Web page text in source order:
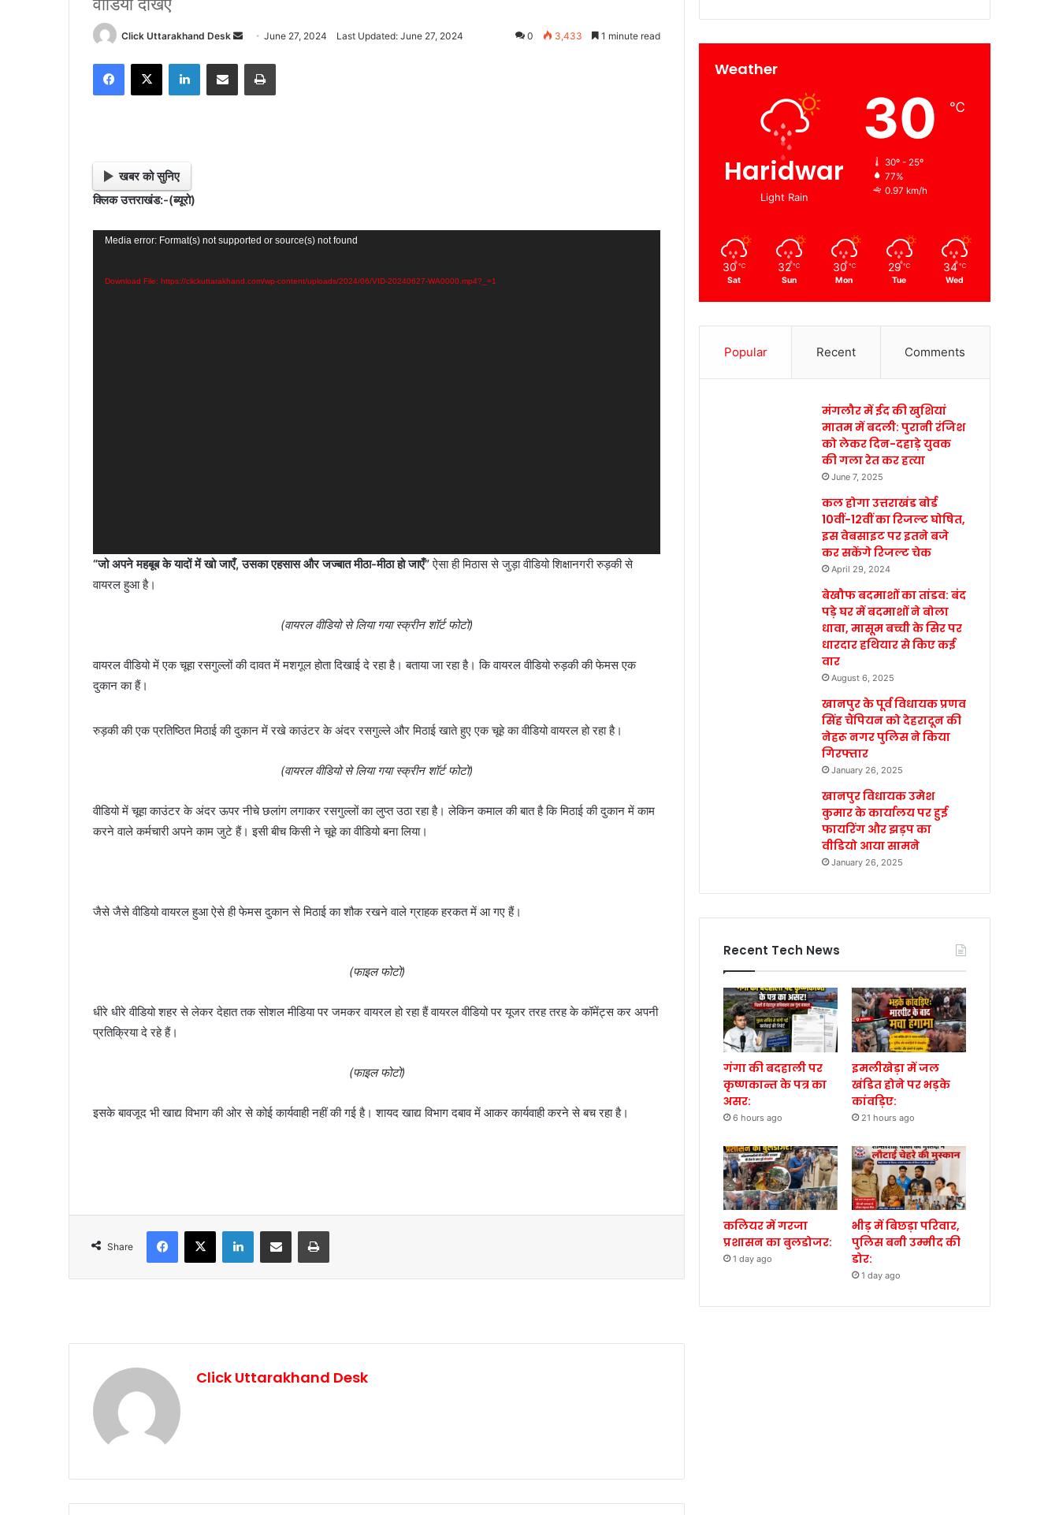
Click Uttarakhand Desk
d
June 27, 2024 Last Updated: June 27, 2024 0 3,433 1 minute read
खबर को सुनिए
क्लिक उत्तराखंड:-(ब्यूरो)
Video
Media error: Format(s) not supported or source(s) not found
Download File: https://clickuttarakhand.com/wp-content/uploads/2024/06/VID-20240627-WA0000.mp4?_=1
“जो अपने महबूब के यादों में खो जाएँ, उसका एहसास और जज्बात मीठा-मीठा हो जाएँ”ऐसा ही मिठास से जुड़ा वीडियो शिक्षानगरी रुड़की से
वायरल हुआ है।
(वायरल वीडियो से लिया गया स्क्रीन शॉर्ट फोटो)
वायरल वीडियो में एक चूहा रसगुल्लों की दावत में मशगूल होता दिखाई दे रहा है। बताया जा रहा है। कि वायरल वीडियो रुड़की की फेमस एक
दुकान का हैं।
रुड़की की एक प्रतिष्ठित मिठाई की दुकान में रखे काउंटर के अंदर रसगुल्ले और मिठाई खाते हुए एक चूहे का वीडियो वायरल हो रहा है।
(वायरल वीडियो से लिया गया स्क्रीन शॉर्ट फोटो)
वीडियो में चूहा काउंटर के अंदर ऊपर नीचे छलांग लगाकर रसगुल्लों का लुप्त उठा रहा है। लेकिन कमाल की बात है कि मिठाई की दुकान में काम
करने वाले कर्मचारी अपने काम जुटे हैं। इसी बीच किसी ने चूहे का वीडियो बना लिया।
जैसे जैसे वीडियो वायरल हुआ ऐसे ही फेमस दुकान से मिठाई का शौक रखने वाले ग्राहक हरकत में आ गए हैं।
(फाइल फोटो)
धीरे धीरे वीडियो शहर से लेकर देहात तक सोशल मीडिया पर जमकर वायरल हो रहा हैं वायरल वीडियो पर यूजर तरह तरह के कॉमेंट्स कर अपनी
प्रतिक्रिया दे रहे हैं।
(फाइल फोटो)
इसके बावजूद भी खाद्य विभाग की ओर से कोई कार्यवाही नहीं की गई है। शायद खाद्य विभाग दबाव में आकर कार्यवाही करने से बच रहा है।
Share
Click Uttarakhand Desk
Weather
Haridwar
Light Rain
30 ℃
30º - 25º
77%
0.97 km/h
30 ℃
Sat
32 ℃
Sun
30 ℃
Mon
29 ℃
Tue
34 ℃
Wed
Popular Recent Comments
मंगलौर में ईद की खुशियां
मातम में बदली: पुरानी रंजिश
को लेकर दिन-दहाड़े युवक
की गला रेत कर हत्या
June 7, 2025
कल होगा उत्तराखंड बोर्ड
10वीं-12वीं का रिजल्ट घोषित,
इस वेबसाइट पर इतने बजे
कर सकेंगे रिजल्ट चेक
April 29, 2024
बेखौफ बदमाशों का तांडव: बंद
पड़े घर में बदमाशों ने बोला
धावा, मासूम बच्ची के सिर पर
धारदार हथियार से किए कई
वार
August 6, 2025
खानपुर के पूर्व विधायक प्रणव
सिंह चैंपियन को देहरादून की
नेहरू नगर पुलिस ने किया
गिरफ्तार
January 26, 2025
खानपुर विधायक उमेश
कुमार के कार्यालय पर हुई
फायरिंग और झड़प का
वीडियो आया सामने
January 26, 2025
Recent Tech News
गंगा की बदहाली पर
कृष्णकान्त के पत्र का
असर:
6 hours ago
इमलीखेड़ा में जल
खंडित होने पर भड़के
कांवड़िए:
21 hours ago
कलियर में गरजा
प्रशासन का बुलडोजर:
1 day ago
भीड़ में बिछड़ा परिवार,
पुलिस बनी उम्मीद की
डोर:
1 day ago